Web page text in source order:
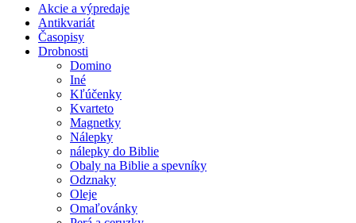
Akcie a výpredaje
Antikvariát
Časopisy
Drobnosti
Domino
Iné
Kľúčenky
Kvarteto
Magnetky
Nálepky
nálepky do Biblie
Obaly na Biblie a spevníky
Odznaky
Oleje
Omaľovánky